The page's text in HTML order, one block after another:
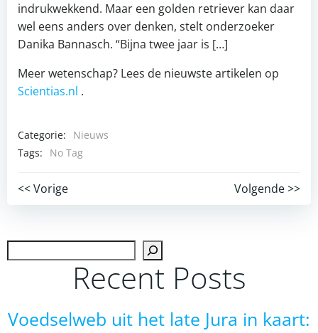
indrukwekkend. Maar een golden retriever kan daar
wel eens anders over denken, stelt onderzoeker
Danika Bannasch. “Bijna twee jaar is […]
Meer wetenschap? Lees de nieuwste artikelen op
Scientias.nl .
Categorie:
Nieuws
Tags:
No Tag
Post
navigation
<< Vorige
Post
navigation
Volgende >>
Recent Posts
Voedselweb uit het late Jura in kaart: